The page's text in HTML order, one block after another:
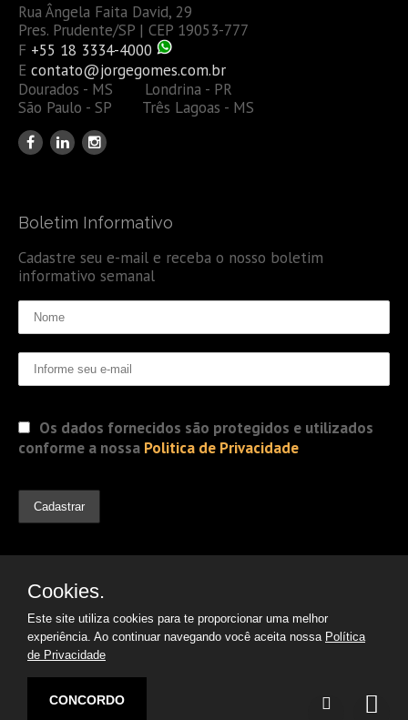
Rua Ângela Faita David, 29
Pres. Prudente/SP | CEP 19053-777
F +55 18 3334-4000
E contato@jorgegomes.com.br
Dourados - MS Londrina - PR
São Paulo - SP Três Lagoas - MS
Boletim Informativo
Cadastre seu e-mail e receba o nosso boletim
informativo semanal
Os dados fornecidos são protegidos e utilizados
conforme a nossa Politica de Privacidade
© 2019 Jorge Gomes
Advogados. Direitos Reservados
Cookies.
Este site utiliza cookies para te proporcionar uma melhor
experiência. Ao continuar navegando você aceita nossa Política
de Privacidade
CONCORDO